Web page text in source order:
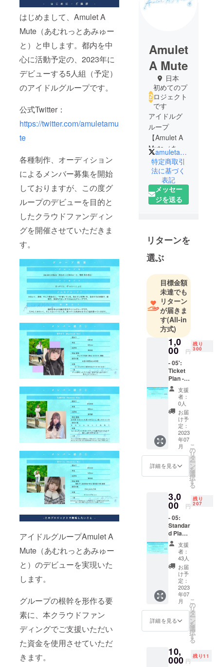
はじめまして、Amulet A
Mute（あむれっとあみゅー
と）と申します。都内を中
心に活動予定の、2023年に
デビューする5人組（予定）
のアイドルグループです。
公式Twitter：
https://twitter.com/amuletamu
te
各種制作、オーディション
によるメンバー募集を開始
しておりますが、この度グ
ループのデビューを目的と
したクラウドファンディン
グを開催させていただきま
す。
アイドルグループAmulet A
Mute（あむれっとあみゅー
と）のデビューを実現いた
します。
グループの根幹を形作る要
素に、本クラウドファン
ディングでご支援いただい
た資金を使用させていただ
きます。
Amulet
A Mute
日本
初めてのプ
ロジェクト
です
アイドルグ
ループ
【Amulet A
Mute（あむ
れっとあ
みゅー
と）】通称
あむあむ。
「まっすぐ
に」をコン
セプトに活
動予定。
amuletamute
特定商取引
法に基づく
表記
メッセー
ジを送る
リターンを
選ぶ
目標金額
未達でも
リターン
が届きま
す(All-in
方式)
1,0
00 円
残り
300
- 05':
Ticket
Plan -
・デ
ビュー
ライブ
チケッ
支援
者：
0人
お届
け予
定：
2023
年07
月
詳細を見る
こ
の
リ
タ
ー
ン
を
選
択
す
る
3,0
00 円
残り
207
- 05:
Standar
d Plan -
・サイ
ンチェ
キ券5枚
・デ
ビュー
ライブ
チケッ
ト ・デ
ビュー
前限定
イベン
ト
支援
者：
43人
お届
け予
定：
2023
年07
月
詳細を見る
こ
の
リ
タ
ー
ン
を
選
択
す
る
10,
000 円
残り11